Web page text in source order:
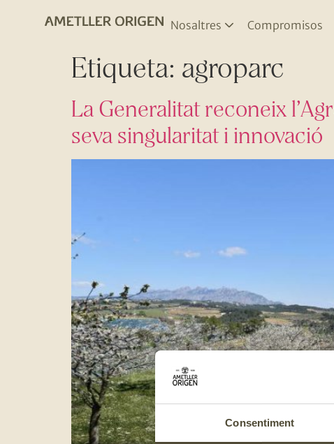
Consentiment
Nosaltres Compromisos
Etiqueta: agroparc
La Generalitat reconeix
seva singularitat i innovació